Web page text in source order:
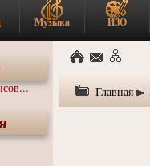
Музыка ИЗО
Главная